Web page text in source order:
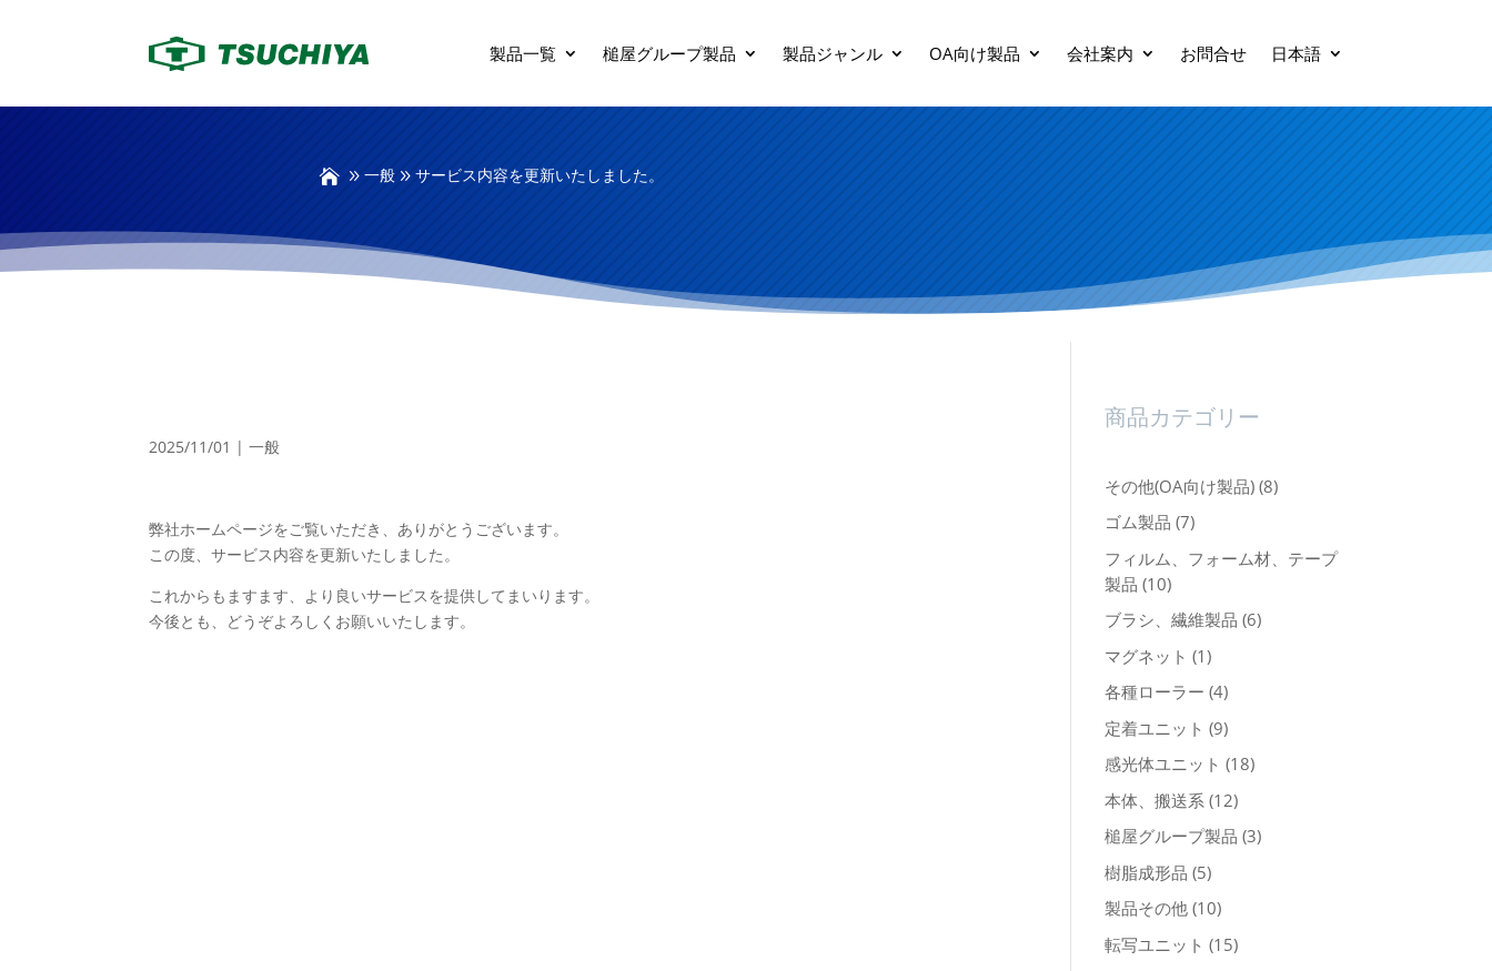
製品一覧 槌屋グループ製品 製品ジャンル OA向け製品 会社案内 お問合せ 日本語
一般 サービス内容を更新いたしました。
2025/11/01 |一般
弊社ホームページをご覧いただき、ありがとうございます。
この度、サービス内容を更新いたしました。
これからもますます、より良いサービスを提供してまいります。
今後とも、どうぞよろしくお願いいたします。
商品カテゴリー
その他(OA向け製品) 88
商
ゴム製品 77
の
品
フィルム、フォーム材、テープ
製品 1010
個
の
商
品
ブラシ、繊維製品 66
マグネット 11
の
商
品
各種ローラー 44
の
商
品
定着ユニット 99
の
商
品
感光体ユニット 1818
商
本体、搬送系 1212
個
の
槌屋グループ製品 33
樹脂成形品 55
の
商
製品その他 1010
の
転写ユニット 1515